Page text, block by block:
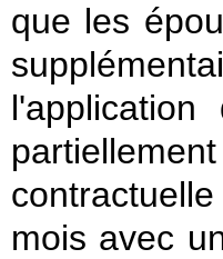
que les
mois avec